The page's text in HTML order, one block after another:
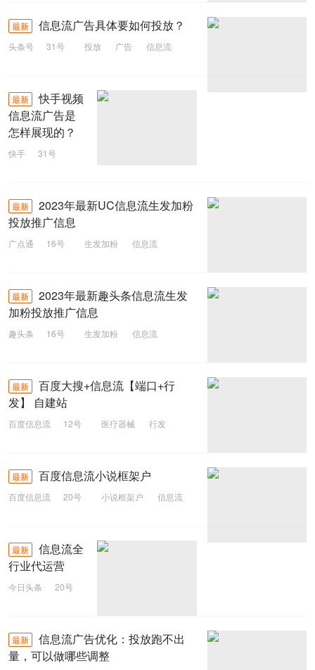
最新 信息流广告具体要如何投放？
头条号 31号 投放 广告 信息流
最新
快手视频
信息流广告是
怎样展现的？
快手
31号
快手
最新
2023年最新UC信息流生发加粉
投放推广信息
广点通 16号 生发加粉
信息流
最新
2023年最新趣头条信息流生发
加粉投放推广信息
趣头条 16号 生发加粉
信息流
最新
百度大搜+信息流【端口+行
发】 自建站
百度信息流 12号 医疗器械
行发
最新 百度信息流小说框架户
百度信息流 20号 小说框架户
信息流
最新
信息流全
行业代运营
今日头条
20号
信息流
最新
信息流广告优化：投放跑不出
量，可以做哪些调整